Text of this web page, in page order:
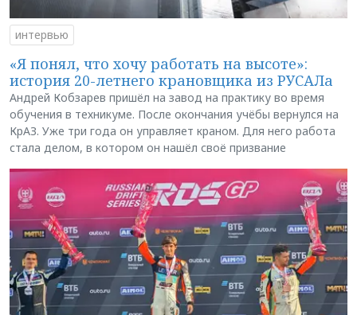
интервью
«Я понял, что хочу работать на высоте»:
история 20-летнего крановщика из РУСАЛа
Андрей Кобзарев пришёл на завод на практику во время
обучения в техникуме. После окончания учёбы вернулся на
КрАЗ. Уже три года он управляет краном. Для него работа
стала делом, в котором он нашёл своё призвание